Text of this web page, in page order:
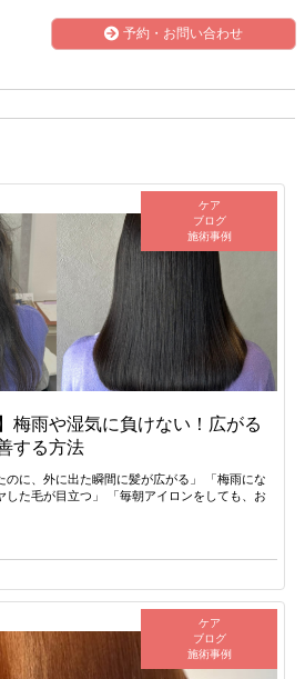
予約・お問い合わせ
ケア
ブログ
施術事例
梅雨や湿気に負けない！広がる
する方法
のに、外に出た瞬間に髪が広がる」 「梅雨にな
した毛が目立つ」 「毎朝アイロンをしても、お
ケア
ブログ
施術事例